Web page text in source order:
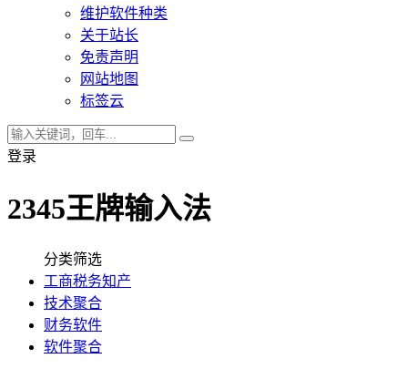
维护软件种类
关于站长
免责声明
网站地图
标签云
登录
2345王牌输入法
分类筛选
工商税务知产
技术聚合
财务软件
软件聚合